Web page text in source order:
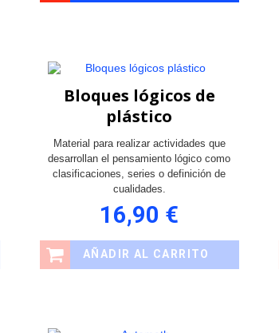
Bloques lógicos de
plástico
Material para realizar actividades que
desarrollan el pensamiento lógico como
clasificaciones, series o definición de
cualidades.
16,90 €
AÑADIR AL CARRITO